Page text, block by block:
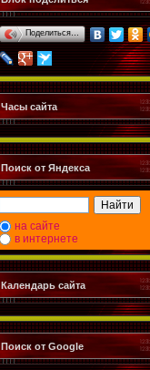
Поделиться…
Часы сайта
Поиск от Яндекса
на сайте
в интернете
Календарь сайта
Поиск от Google